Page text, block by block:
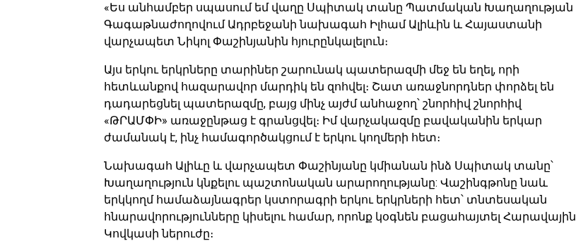
«Ես անհամբեր սպասում եմ վաղը Սպիտակ տանը Պատմական Խաղաղության
Գագաթնաժողովում Ադրբեջանի նախագահ Իլհամ Ալիևին և Հայաստանի
վարչապետ Նիկոլ Փաշինյանին հյուրընկալելուն։
Այս երկու երկրները տարիներ շարունակ պատերազմի մեջ են եղել, որի
հետևանքով հազարավոր մարդիկ են զոհվել։ Շատ առաջնորդներ փորձել են
դադարեցնել պատերազմը, բայց մինչ այժմ անհաջող՝ շնորհիվ շնորհիվ
«ԹՐԱՄՓԻ» առաջընթաց է գրանցվել։ Իմ վարչակազմը բավականին երկար
ժամանակ է, ինչ համագործակցում է երկու կողմերի հետ։
Նախագահ Ալիևը և վարչապետ Փաշինյանը կմիանան ինձ Սպիտակ տանը՝
Խաղաղություն կնքելու պաշտոնական արարողությանը: Վաշինգթոնը նաև
երկկողմ համաձայնագրեր կստորագրի երկու երկրների հետ՝ տնտեսական
հնարավորությունները կիսելու համար, որոնք կօգնեն բացահայտել Հարավային
Կովկասի ներուժը։